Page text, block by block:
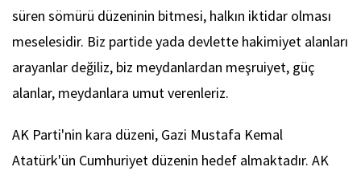
süren sömürü düzeninin bitmesi, halkın iktidar olması
meselesidir. Biz partide yada devlette hakimiyet alanları
arayanlar değiliz, biz meydanlardan meşruiyet, güç
alanlar, meydanlara umut verenleriz.
AK Parti'nin kara düzeni, Gazi Mustafa Kemal
Atatürk'ün Cumhuriyet düzenin hedef almaktadır. AK